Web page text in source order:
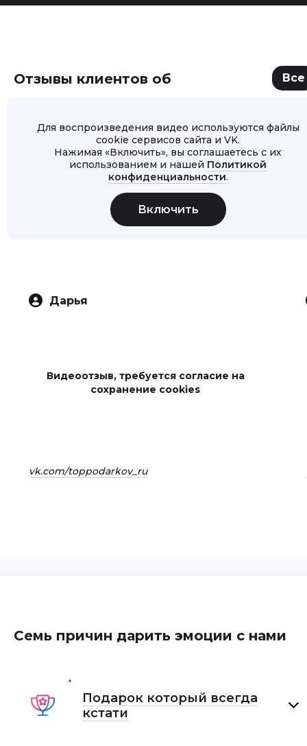
Отзывы клиентов об Все
Для воспроизведения видео используются файлы
cookie сервисов сайта и VK.
Нажимая «Включить», вы соглашаетесь с их
использованием и нашей Политикой
конфиденциальности.
Дарья
Видеоотзыв, требуется согласие на
сохранение cookies
vk.com/toppodarkov_ru
Семь причин дарить эмоции с нами
Подарок который всегда
кстати